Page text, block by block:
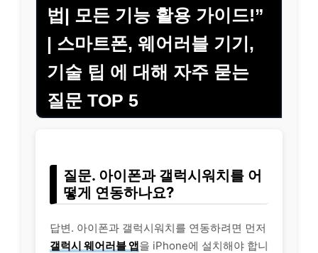
법| 모든 기능 활용 가이드!”
| 스마트폰, 웨어러블 기기,
기술 팁 에 대해 자주 묻는
질문 TOP 5
질문. 아이폰과 갤럭시워치를 어
떻게 연동하나요?
답변. 아이폰과 갤럭시워치를 연동하려면 먼저
갤럭시 웨어러블 앱을 iPhone에 설치해야 합니